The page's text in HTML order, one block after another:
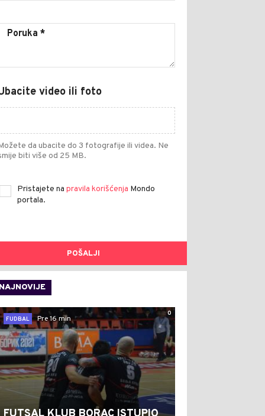
video ili foto
da ubacite do 3 fotografije ili videa. Ne
biti više od 25 MB.
Pristajete na pravila korišćenja Mondo
portala.
POŠALJI
NAJNOVIJE
0
FUDBAL
Pre 16 min